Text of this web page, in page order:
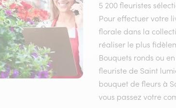
5 200 fleuristes
Pour effectuer votre
florale dans la
réaliser le plus
Bouquets ronds ou
fleuriste de Saint
bouquet de fleurs à
vous passez votre